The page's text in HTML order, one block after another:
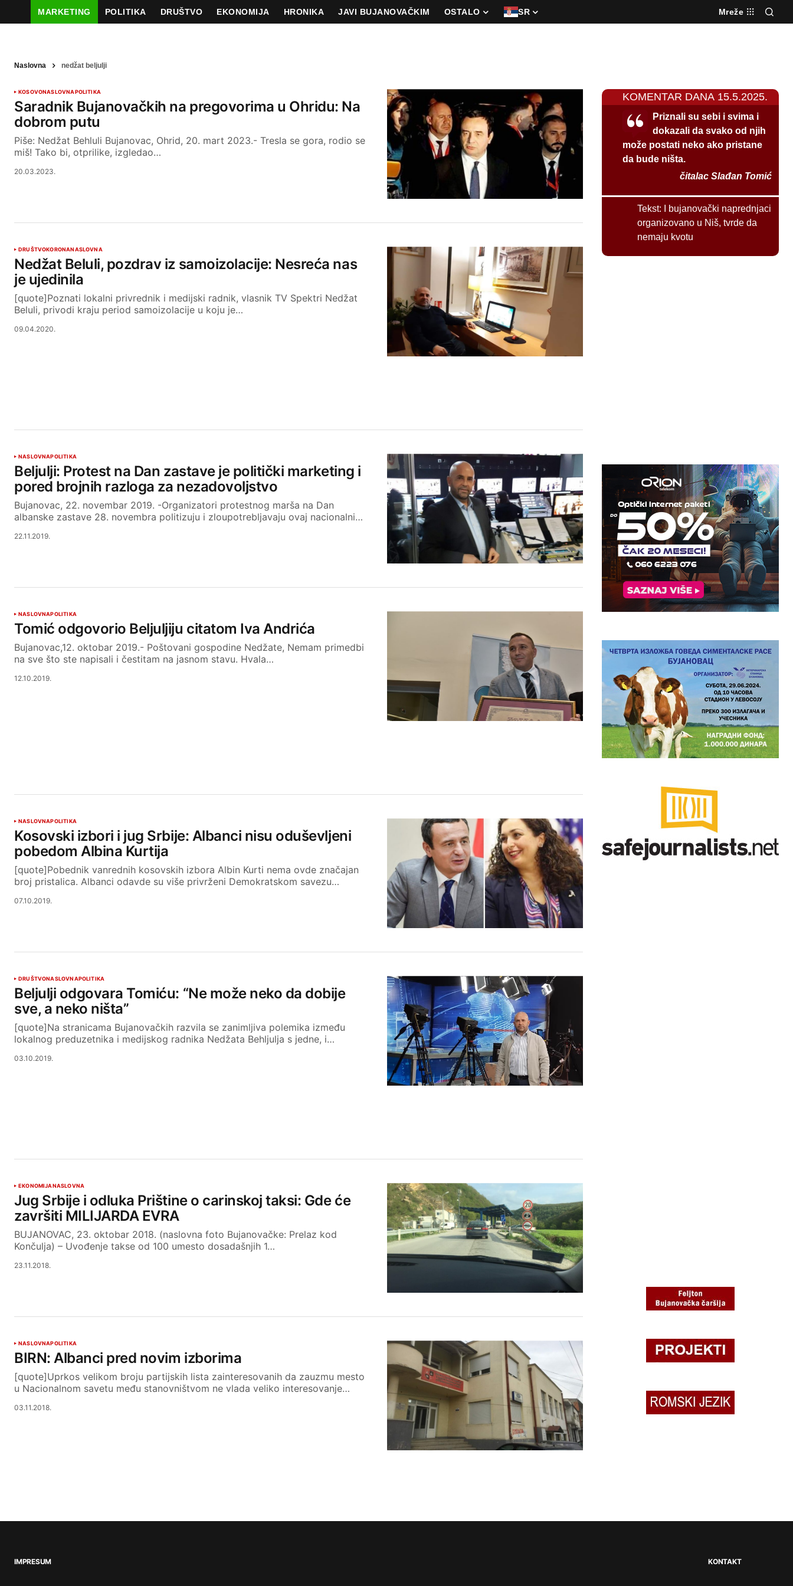
MARKETING POLITIKA DRUŠTVO EKONOMIJA HRONIKA JAVI BUJANOVAČKIM OSTALO SR Mreže
Naslovna nedžat beljulji
KOSOVONASLOVNAPOLITIKA
Saradnik Bujanovačkih na pregovorima u Ohridu: Na
dobrom putu
Piše: Nedžat Behluli Bujanovac, Ohrid, 20. mart 2023.- Tresla se gora, rodio se
miš! Tako bi, otprilike, izgledao…
20.03.2023.
DRUŠTVOKORONANASLOVNA
Nedžat Beluli, pozdrav iz samoizolacije: Nesreća nas
je ujedinila
[quote]Poznati lokalni privrednik i medijski radnik, vlasnik TV Spektri Nedžat
Beluli, privodi kraju period samoizolacije u koju je…
09.04.2020.
NASLOVNAPOLITIKA
Beljulji: Protest na Dan zastave je politički marketing i
pored brojnih razloga za nezadovoljstvo
Bujanovac, 22. novembar 2019. -Organizatori protestnog marša na Dan
albanske zastave 28. novembra politizuju i zloupotrebljavaju ovaj nacionalni…
22.11.2019.
NASLOVNAPOLITIKA
Tomić odgovorio Beljuljiju citatom Iva Andrića
Bujanovac,12. oktobar 2019.- Poštovani gospodine Nedžate, Nemam primedbi
na sve što ste napisali i čestitam na jasnom stavu. Hvala…
12.10.2019.
NASLOVNAPOLITIKA
Kosovski izbori i jug Srbije: Albanci nisu oduševljeni
pobedom Albina Kurtija
[quote]Pobednik vanrednih kosovskih izbora Albin Kurti nema ovde značajan
broj pristalica. Albanci odavde su više privrženi Demokratskom savezu…
07.10.2019.
DRUŠTVONASLOVNAPOLITIKA
Beljulji odgovara Tomiću: “Ne može neko da dobije
sve, a neko ništa”
[quote]Na stranicama Bujanovačkih razvila se zanimljiva polemika između
lokalnog preduzetnika i medijskog radnika Nedžata Behljulja s jedne, i…
03.10.2019.
EKONOMIJANASLOVNA
Jug Srbije i odluka Prištine o carinskoj taksi: Gde će
završiti MILIJARDA EVRA
BUJANOVAC, 23. oktobar 2018. (naslovna foto Bujanovačke: Prelaz kod
Končulja) – Uvođenje takse od 100 umesto dosadašnjih 1…
23.11.2018.
NASLOVNAPOLITIKA
BIRN: Albanci pred novim izborima
[quote]Uprkos velikom broju partijskih lista zainteresovanih da zauzmu mesto
u Nacionalnom savetu među stanovništvom ne vlada veliko interesovanje…
03.11.2018.
KOMENTAR DANA 15.5.2025.
Priznali su sebi i svima i
dokazali da svako od njih
može postati neko ako pristane
da bude ništa.
čitalac Slađan Tomić
Tekst:
I bujanovački naprednjaci
organizovano u Niš, tvrde da
nemaju kvotu
IMPRESUM KONTAKT